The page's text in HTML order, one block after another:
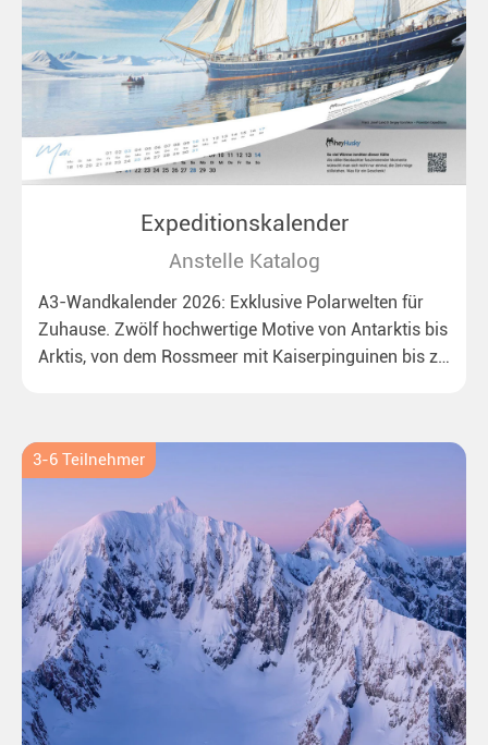
Expeditionskalender
Anstelle Katalog
A3-Wandkalender 2026: Exklusive Polarwelten für
Zuhause. Zwölf hochwertige Motive von Antarktis bis
Arktis, von dem Rossmeer mit Kaiserpinguinen bis zu
3-6 Teilnehmer